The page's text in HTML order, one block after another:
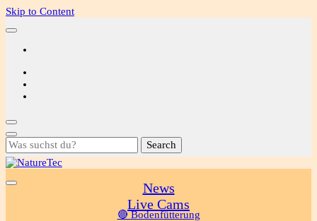
Skip to Content
Looking
for
Something?
News
Live Cams
🔴 Bodenfütterung